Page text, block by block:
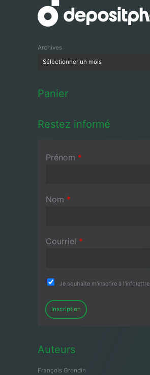
Archives
Panier
Restez informé
Prénom *
Nom *
Courriel *
Je souhaite m'inscrire à l'infolettre
Inscription
Auteurs
François Grondin